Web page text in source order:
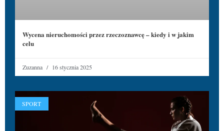
Wycena nieruchomości przez rzeczoznawcę – kiedy i w jakim
celu
Zuzanna 16 stycznia 2025
SPORT